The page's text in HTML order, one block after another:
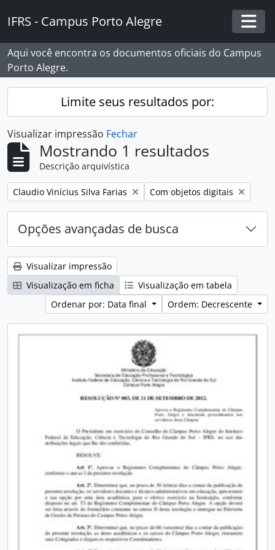
IFRS - Campus Porto Alegre
Aqui você encontra os documentos oficiais do Campus
Porto Alegre.
Limite seus resultados por:
Visualizar impressão Fechar
Mostrando 1 resultados
Descrição arquivística
Remover filtro:
Claudio Vinícius Silva Farias Remover filtro:
Com objetos digitais
Opções avançadas de busca
Visualizar impressão
Visualização em ficha
Visualização em tabela
Ordenar por: Data final
Ordem: Decrescente